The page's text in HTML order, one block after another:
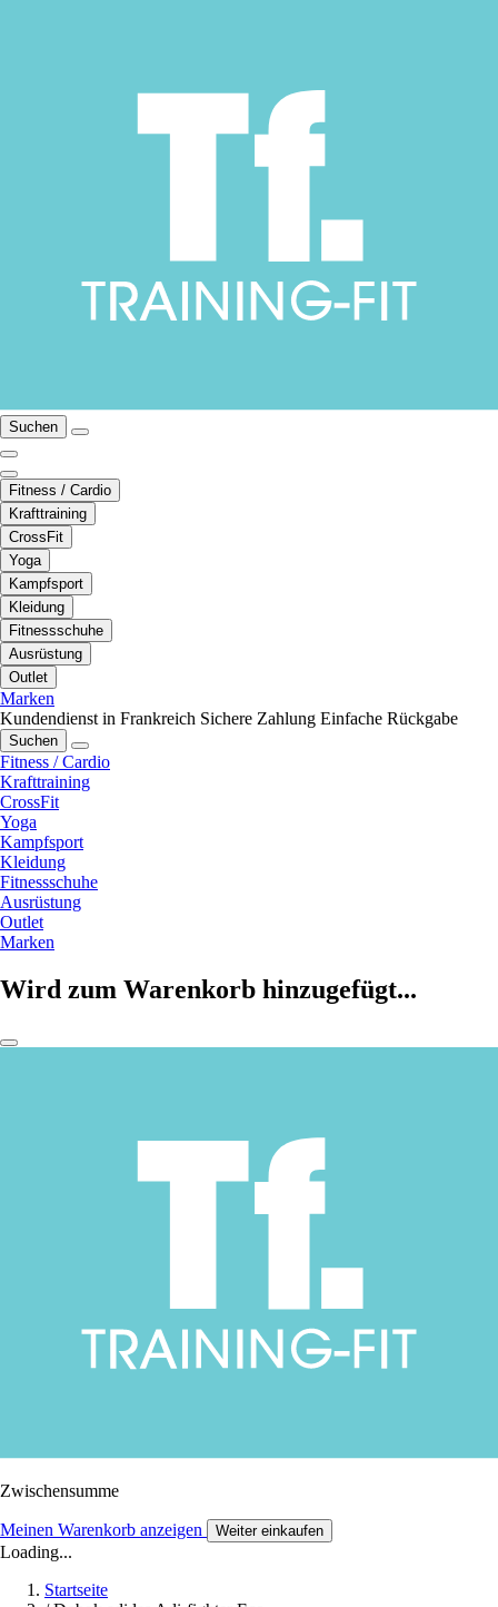
Suchen
Fitness / Cardio
Krafttraining
CrossFit
Yoga
Kampfsport
Kleidung
Fitnessschuhe
Ausrüstung
Outlet
Marken
Kundendienst in Frankreich Sichere Zahlung Einfache Rückgabe
Suchen
Fitness / Cardio
Krafttraining
CrossFit
Yoga
Kampfsport
Kleidung
Fitnessschuhe
Ausrüstung
Outlet
Marken
Wird zum Warenkorb hinzugefügt...
Zwischensumme
Meinen Warenkorb anzeigen Weiter einkaufen
Loading...
Startseite